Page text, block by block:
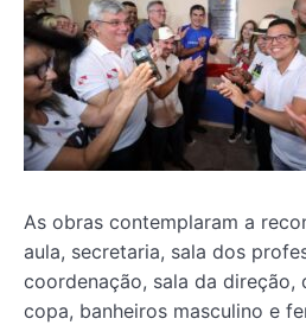
As obras contemplaram a
aula, secretaria, sala dos
coordenação, sala da direção,
copa, banheiros masculino e